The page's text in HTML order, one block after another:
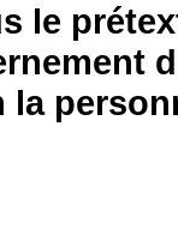
le
la